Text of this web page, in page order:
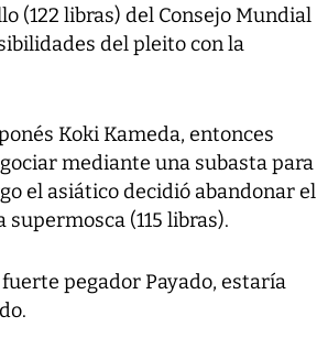
(122 libras) del Consejo Mundial
del pleito con la
Koki Kameda, entonces
mediante una subasta para
el asiático decidió abandonar el
(115 libras).
pegador Payado, estaría